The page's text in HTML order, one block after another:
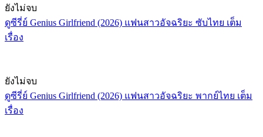
ยังไม่จบ
ดูซีรี่ย์ Genius Girlfriend (2026) แฟนสาวอัจฉริยะ ซับไทย เต็ม
เรื่อง
ยังไม่จบ
ดูซีรี่ย์ Genius Girlfriend (2026) แฟนสาวอัจฉริยะ พากย์ไทย เต็ม
เรื่อง